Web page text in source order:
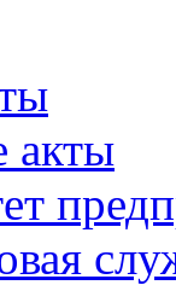
акты